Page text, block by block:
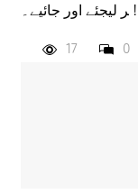
ر لیجئے اور جائیے۔ !
17 0